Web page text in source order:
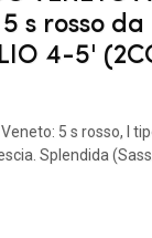
s rosso da
4-5'
5 s rosso, I
Splendida